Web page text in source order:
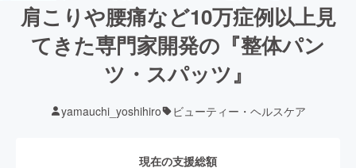
肩こりや腰痛など10万症例以上見
てきた専門家開発の『整体パン
ツ・スパッツ』
yamauchi_yoshihiro ビューティー・ヘルスケア
現在の支援総額